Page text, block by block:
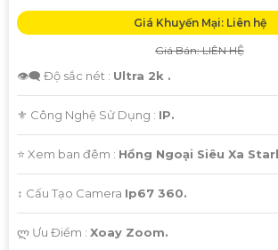
Giá Khuyến Mại: Liên hệ
Giá Bán: LIÊN HỆ
👁️‍🗨 Độ sắc nét : Ultra 2k .
⚜️ Công Nghệ Sử Dụng : IP.
⭐ Xem ban đêm : Hồng Ngoại Siêu Xa
↕️ Cấu Tạo Camera Ip67 360.
️ლ Ưu Điểm : Xoay Zoom.